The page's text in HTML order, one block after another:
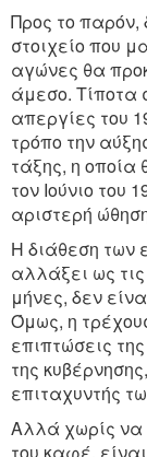
Προς το
στοιχείο που
αγώνες θα
άμεσο. Τίποτα
απεργίες του
τρόπο την
τάξης, η
τον Ιούνιο του
αριστερή
Η διάθεση των
αλλάξει ως
μήνες, δεν
Όμως, η
επιπτώσεις
της
επιταχυντής
Αλλά χωρίς